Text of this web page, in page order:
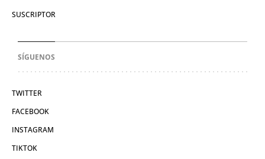
SUSCRIPTOR
SÍGUENOS
TWITTER
FACEBOOK
INSTAGRAM
TIKTOK